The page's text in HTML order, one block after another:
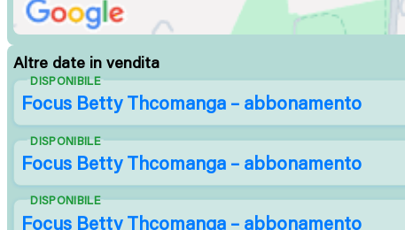
Altre date in vendita
Focus Betty Thcomanga – abbonamento
DISPONIBILE
Focus Betty Thcomanga – abbonamento
DISPONIBILE
Focus Betty Thcomanga – abbonamento
DISPONIBILE